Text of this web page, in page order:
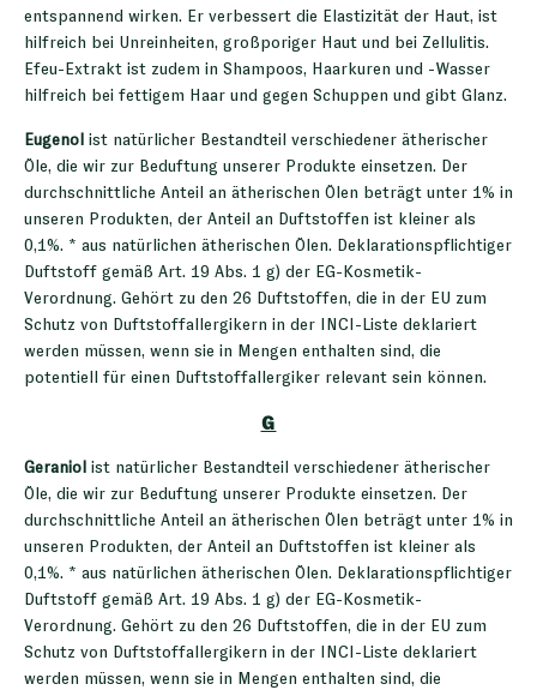
entspannend wirken. Er verbessert die Elastizität der Haut, ist
hilfreich bei Unreinheiten, großporiger Haut und bei Zellulitis.
Efeu-Extrakt ist zudem in Shampoos, Haarkuren und -Wasser
hilfreich bei fettigem Haar und gegen Schuppen und gibt Glanz.
Eugenol ist natürlicher Bestandteil verschiedener ätherischer
Öle, die wir zur Beduftung unserer Produkte einsetzen. Der
durchschnittliche Anteil an ätherischen Ölen beträgt unter 1% in
unseren Produkten, der Anteil an Duftstoffen ist kleiner als
0,1%. * aus natürlichen ätherischen Ölen. Deklarationspflichtiger
Duftstoff gemäß Art. 19 Abs. 1 g) der EG-Kosmetik-
Verordnung. Gehört zu den 26 Duftstoffen, die in der EU zum
Schutz von Duftstoffallergikern in der INCI-Liste deklariert
werden müssen, wenn sie in Mengen enthalten sind, die
potentiell für einen Duftstoffallergiker relevant sein können.
G
Geraniol ist natürlicher Bestandteil verschiedener ätherischer
Öle, die wir zur Beduftung unserer Produkte einsetzen. Der
durchschnittliche Anteil an ätherischen Ölen beträgt unter 1% in
unseren Produkten, der Anteil an Duftstoffen ist kleiner als
0,1%. * aus natürlichen ätherischen Ölen. Deklarationspflichtiger
Duftstoff gemäß Art. 19 Abs. 1 g) der EG-Kosmetik-
Verordnung. Gehört zu den 26 Duftstoffen, die in der EU zum
Schutz von Duftstoffallergikern in der INCI-Liste deklariert
werden müssen, wenn sie in Mengen enthalten sind, die